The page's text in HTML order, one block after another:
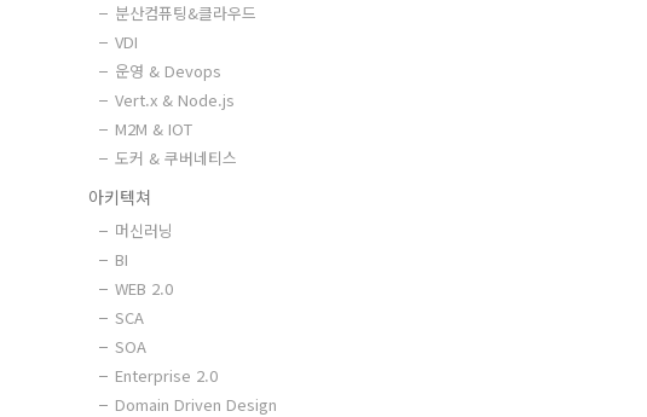
분산컴퓨팅&클라우드
VDI
운영 & Devops
Vert.x & Node.js
M2M & IOT
도커 & 쿠버네티스
아키텍쳐
머신러닝
BI
WEB 2.0
SCA
SOA
Enterprise 2.0
Domain Driven Design